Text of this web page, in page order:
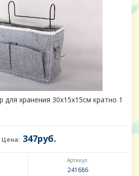
для хранения 30х15х15см кратно 1
Цена: 347руб.
Артикул:
241686